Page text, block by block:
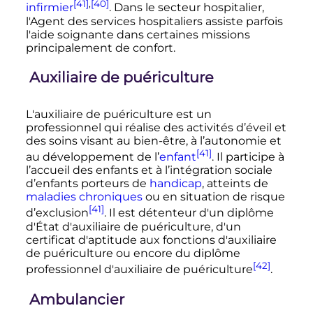
infirmier[41],[40]. Dans le secteur hospitalier,
l'Agent des services hospitaliers assiste parfois
l'aide soignante dans certaines missions
principalement de confort.
Auxiliaire de puériculture
L'auxiliaire de puériculture est un
professionnel qui réalise des activités d’éveil et
des soins visant au bien-être, à l’autonomie et
au développement de l’enfant[41]. Il participe à
l’accueil des enfants et à l’intégration sociale
d’enfants porteurs de handicap, atteints de
maladies chroniquesou en situation de risque
d’exclusion[41]. Il est détenteur d'un diplôme
d'État d'auxiliaire de puériculture, d'un
certificat d'aptitude aux fonctions d'auxiliaire
de puériculture ou encore du diplôme
professionnel d'auxiliaire de puériculture[42].
Ambulancier